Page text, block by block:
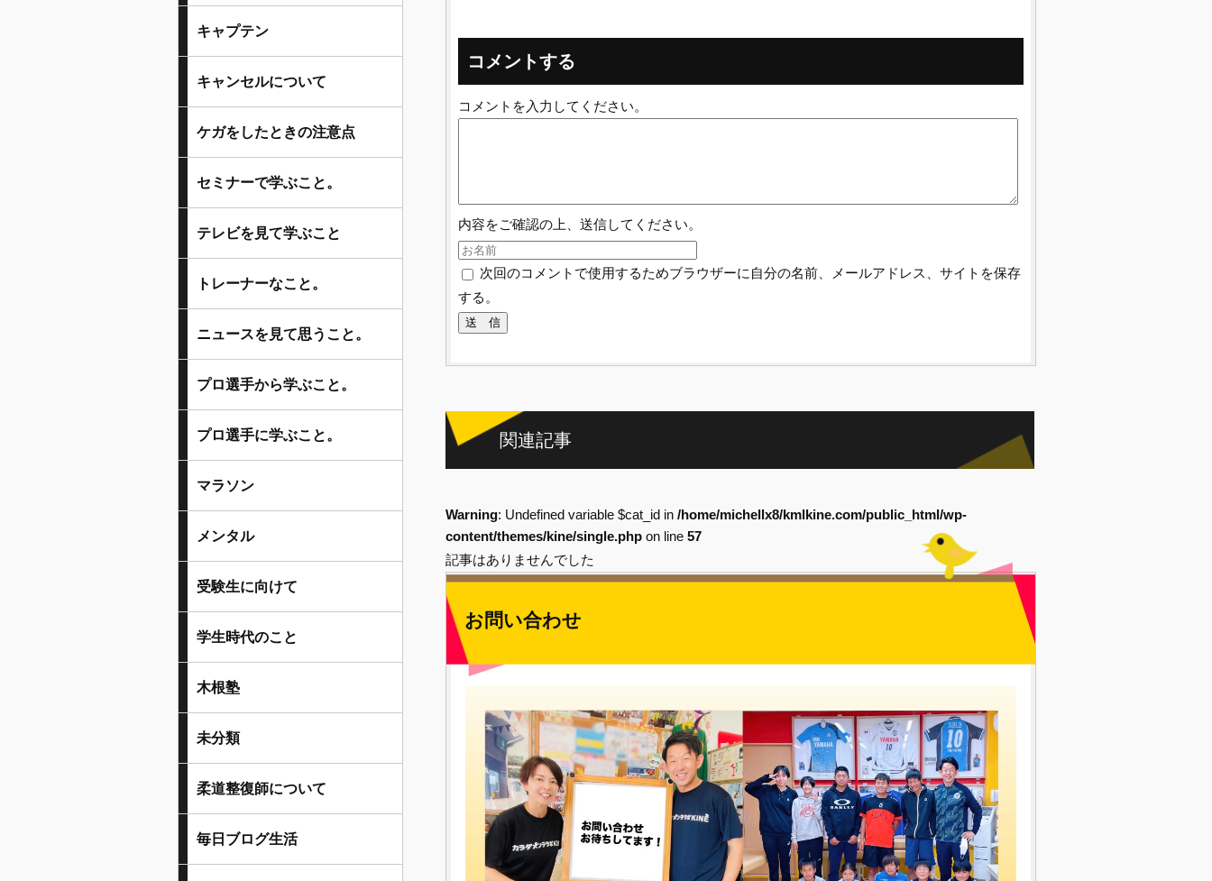
コメントする
コメントを入力してください。
内容をご確認の上、送信してください。
次回のコメントで使用するためブラウザーに自分の名前、メールアドレス、サイトを保存
する。
関連記事
Warning: Undefined variable $cat_id in /home/michellx8/kmlkine.com/public_html/wp-
content/themes/kine/single.php on line 57
記事はありませんでした
お問い合わせ
キャプテン
キャンセルについて
ケガをしたときの注意点
セミナーで学ぶこと。
テレビを見て学ぶこと
トレーナーなこと。
ニュースを見て思うこと。
プロ選手から学ぶこと。
プロ選手に学ぶこと。
マラソン
メンタル
受験生に向けて
学生時代のこと
木根塾
未分類
柔道整復師について
毎日ブログ生活